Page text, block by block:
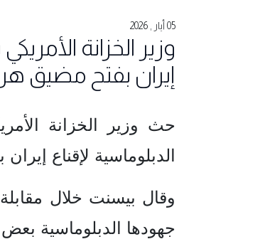
05 أيار , 2026
وزير الخزانة
إيران بفتح مضيق
حث وزير الخزانة
الدبلوماسية لإقناع
وقال بيسنت خلال
جهودها الدبلوماسية بعض